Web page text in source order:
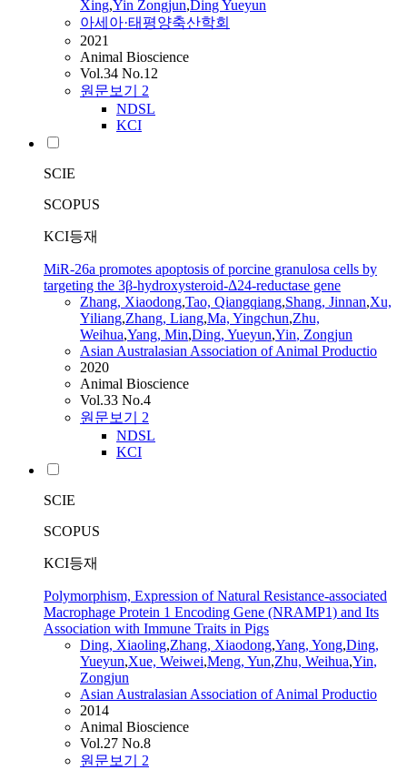
Xing,Yin Zongjun,Ding Yueyun
아세아·태평양축산학회
2021
Animal Bioscience
Vol.34 No.12
원문보기 2
NDSL
KCI
SCIE
SCOPUS
KCI등재
MiR-26a promotes apoptosis of porcine granulosa cells by
targeting the 3β-hydroxysteroid-Δ24-reductase gene
Zhang, Xiaodong,Tao, Qiangqiang,Shang, Jinnan,Xu,
Yiliang,Zhang, Liang,Ma, Yingchun,Zhu,
Weihua,Yang, Min,Ding, Yueyun,Yin, Zongjun
Asian Australasian Association of Animal Productio
2020
Animal Bioscience
Vol.33 No.4
원문보기 2
NDSL
KCI
SCIE
SCOPUS
KCI등재
Polymorphism, Expression of Natural Resistance-associated
Macrophage Protein 1 Encoding Gene (NRAMP1) and Its
Association with Immune Traits in Pigs
Ding, Xiaoling,Zhang, Xiaodong,Yang, Yong,Ding,
Yueyun,Xue, Weiwei,Meng, Yun,Zhu, Weihua,Yin,
Zongjun
Asian Australasian Association of Animal Productio
2014
Animal Bioscience
Vol.27 No.8
원문보기 2